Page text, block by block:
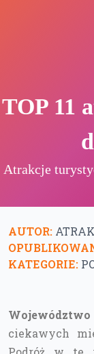
TOP 11
Atrakcje
AUTOR:
KATEGORIE:
ciekawych